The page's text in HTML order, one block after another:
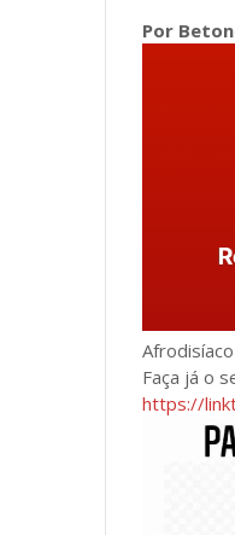
Por
Faça já o
https://